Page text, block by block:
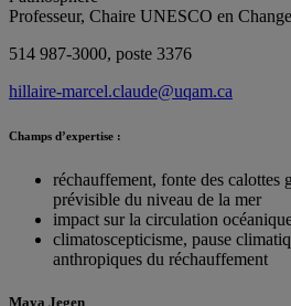
Professeur, Chaire UNESCO en
514 987-3000, poste 3376
hillaire-marcel.claude@uqam.ca
Champs d’expertise :
réchauffement, fonte des calottes
prévisible du niveau de la mer
impact sur la circulation
climatoscepticisme, pause
anthropiques du réchauffement
Maya Jegen